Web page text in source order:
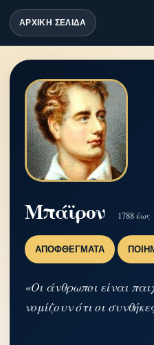
ΑΡΧΙΚΗ ΣΕΛΙΔΑ
Μπάϊρον 1788 έως
ΑΠΟΦΘΈΓΜΑΤΑ
«Οι άνθρωποι είναι
νομίζουν ότι οι